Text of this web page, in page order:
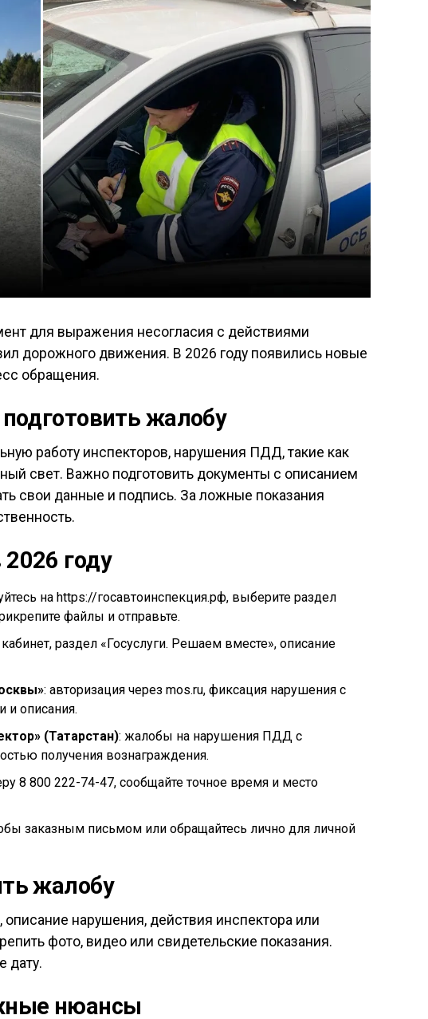
для выражения несогласия с действиями
дорожного движения. В 2026 году появились новые
обращения.
жалобу
работу инспекторов, нарушения ПДД, такие как
свет. Важно подготовить документы с описанием
свои данные и подпись. За ложные показания
году
на https://госавтоинспекция.рф, выберите раздел
файлы и отправьте.
раздел «Госуслуги. Решаем вместе», описание
: авторизация через mos.ru, фиксация нарушения с
описания.
(Татарстан): жалобы на нарушения ПДД с
получения вознаграждения.
8 800 222-74-47, сообщайте точное время и место
заказным письмом или обращайтесь лично для личной
жалобу
нарушения, действия инспектора или
фото, видео или свидетельские показания.
дату.
нюансы